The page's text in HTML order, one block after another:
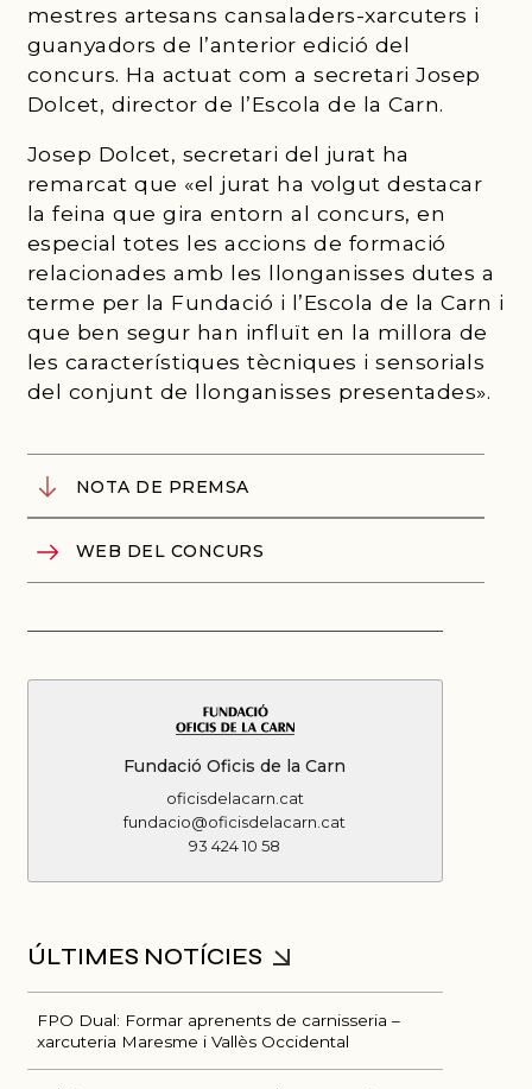
mestres artesans cansaladers-xarcuters i
guanyadors de l’anterior edició del
concurs. Ha actuat com a secretari Josep
Dolcet, director de l’Escola de la Carn.
Josep Dolcet, secretari del jurat ha
remarcat que «el jurat ha volgut destacar
la feina que gira entorn al concurs, en
especial totes les accions de formació
relacionades amb les llonganisses dutes a
terme per la Fundació i l’Escola de la Carn i
que ben segur han influït en la millora de
les característiques tècniques i sensorials
del conjunt de llonganisses presentades».
NOTA DE PREMSA
WEB DEL CONCURS
Fundació Oficis de la Carn
oficisdelacarn.cat
fundacio@oficisdelacarn.cat
93 424 10 58
FPO Dual: Formar aprenents de carnisseria –
xarcuteria Maresme i Vallès Occidental